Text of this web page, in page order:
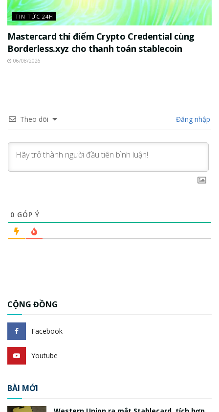
TIN TỨC 24H
Mastercard thí điểm Crypto Credential cùng
Borderless.xyz cho thanh toán stablecoin
06/08/2026
Theo dõi Đăng nhập
0 GÓP Ý
CỘNG ĐỒNG
Facebook
Youtube
BÀI MỚI